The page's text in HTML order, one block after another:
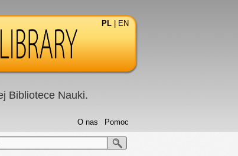
PL EN
Bibliotece Nauki.
Pomoc
O nas